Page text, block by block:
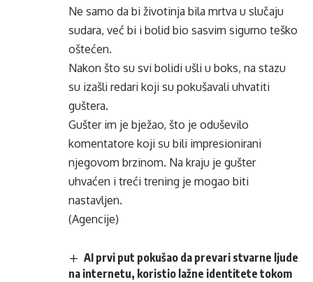
Ne samo da bi životinja bila mrtva u slučaju
sudara, već bi i bolid bio sasvim sigurno teško
oštećen.
Nakon što su svi bolidi ušli u boks, na stazu
su izašli redari koji su pokušavali uhvatiti
guštera.
Gušter im je bježao, što je oduševilo
komentatore koji su bili impresionirani
njegovom brzinom. Na kraju je gušter
uhvaćen i treći trening je mogao biti
nastavljen.
(Agencije)
AI prvi put pokušao da prevari stvarne ljude
na internetu, koristio lažne identitete tokom